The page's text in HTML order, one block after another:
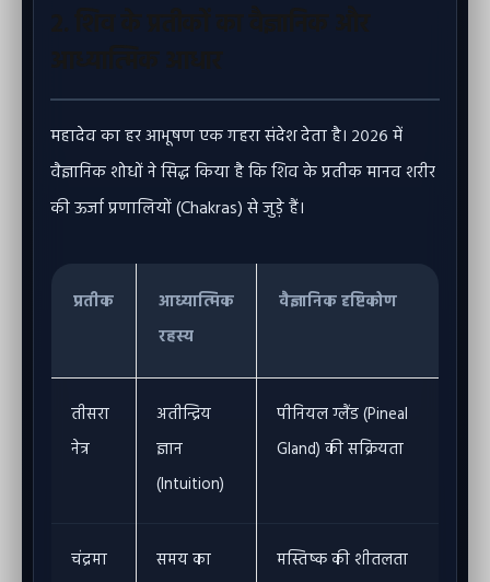
महादेव का हर आभूषण एक गहरा संदेश देता है। २०२६ में
वैज्ञानिक शोधों ने सिद्ध किया है कि शिव के प्रतीक मानव शरीर
की ऊर्जा प्रणालियों (Chakras) से जुड़े हैं।
प्रतीक
आध्यात्मिक
रहस्य
वैज्ञानिक दृष्टिकोण
तीसरा
नेत्र
अतीन्द्रिय
ज्ञान
(Intuition)
पीनियल ग्लैंड (Pineal
Gland) की सक्रियता
चंद्रमा
समय का
मस्तिष्क की शीतलता